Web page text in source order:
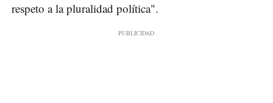
respeto a la pluralidad política".